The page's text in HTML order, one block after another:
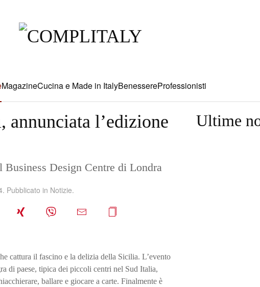
MagazineCucina e Made in ItalyBenessereProfessionisti
l’edizione
Business Design Centre di Londra
. Pubblicato in Notizie.
cattura il fascino e la delizia della Sicilia. L’evento
di paese, tipica dei piccoli centri nel Sud Italia,
ballare e giocare a carte. Finalmente è
Ultime